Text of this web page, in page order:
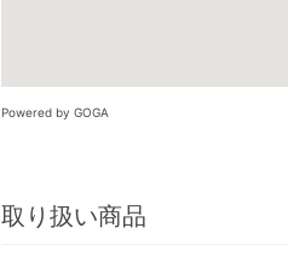
Powered by GOGA
取り扱い商品